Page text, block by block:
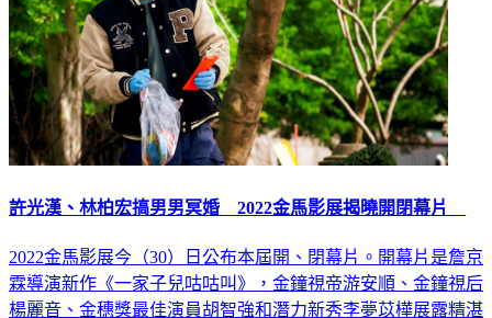
許光漢、林柏宏搞男男冥婚 2022金馬影展揭曉開閉幕片
2022金馬影展今（30）日公布本屆開、閉幕片。開幕片是詹京
霖導演新作《一家子兒咕咕叫》，金鐘視帝游安順、金鐘視后
楊麗音、金穗獎最佳演員胡智強和潛力新秀李夢苡樺展露精湛